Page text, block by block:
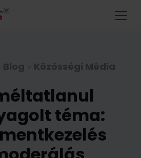
Blog Közösségi Média
téma: